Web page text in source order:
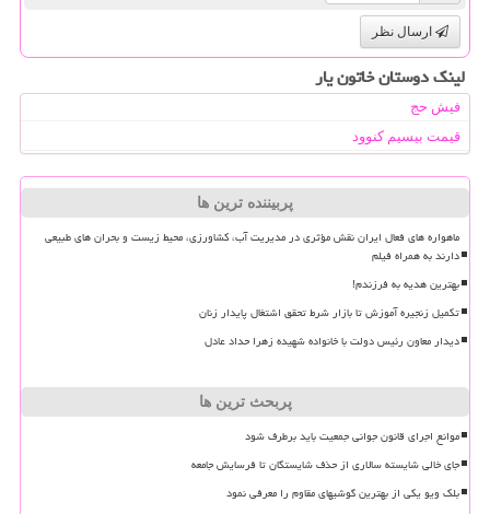
ارسال نظر
لینک دوستان خاتون یار
فیش حج
قیمت بیسیم کنوود
پربیننده ترین ها
ماهواره های فعال ایران نقش مؤثری در مدیریت آب، کشاورزی، محیط زیست و بحران های طبیعی
دارند به همراه فیلم
بهترین هدیه به فرزندم!
تکمیل زنجیره آموزش تا بازار شرط تحقق اشتغال پایدار زنان
دیدار معاون رئیس دولت با خانواده شهیده زهرا حداد عادل
پربحث ترین ها
موانع اجرای قانون جوانی جمعیت باید برطرف شود
جای خالی شایسته سالاری از حذف شایستگان تا فرسایش جامعه
بلک ویو یکی از بهترین گوشیهای مقاوم را معرفی نمود